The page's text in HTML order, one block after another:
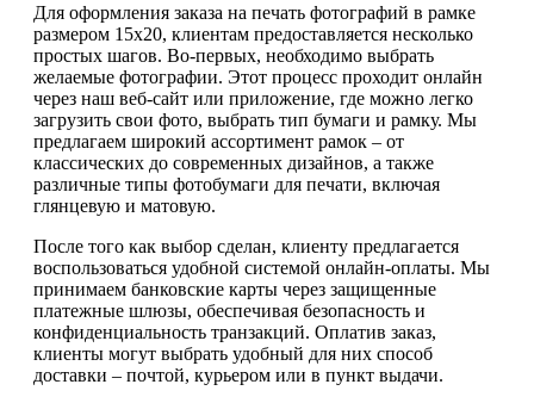
Для оформления заказа на печать фотографий в рамке
размером 15х20, клиентам предоставляется несколько
простых шагов. Во-первых, необходимо выбрать
желаемые фотографии. Этот процесс проходит онлайн
через наш веб-сайт или приложение, где можно легко
загрузить свои фото, выбрать тип бумаги и рамку. Мы
предлагаем широкий ассортимент рамок – от
классических до современных дизайнов, а также
различные типы фотобумаги для печати, включая
глянцевую и матовую.
После того как выбор сделан, клиенту предлагается
воспользоваться удобной системой онлайн-оплаты. Мы
принимаем банковские карты через защищенные
платежные шлюзы, обеспечивая безопасность и
конфиденциальность транзакций. Оплатив заказ,
клиенты могут выбрать удобный для них способ
доставки – почтой, курьером или в пункт выдачи.